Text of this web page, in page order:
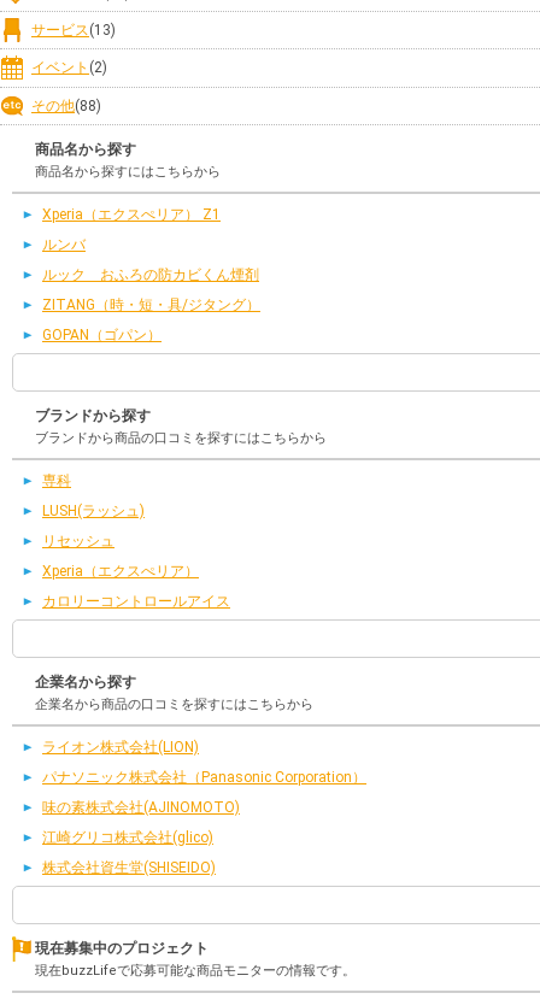
サービス(13)
イベント (2)
その他(88)
商品名から探す
商品名から探すにはこちらから
Xperia（エクスぺリア） Z1
ルンバ
ルック おふろの防カビくん煙剤
ZITANG（時・短・具/ジタング）
GOPAN（ゴパン）
ブランドから探す
ブランドから商品の口コミを探すにはこちらから
専科
LUSH(ラッシュ)
リセッシュ
Xperia（エクスぺリア）
カロリーコントロールアイス
企業名から探す
企業名から商品の口コミを探すにはこちらから
ライオン株式会社(LION)
パナソニック株式会社（Panasonic Corporation）
味の素株式会社(AJINOMOTO)
江崎グリコ株式会社(glico)
株式会社資生堂(SHISEIDO)
現在募集中のプロジェクト
現在buzzLifeで応募可能な商品モニターの情報です。